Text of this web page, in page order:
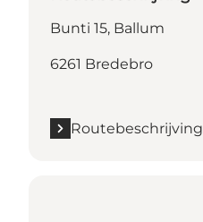
Bunti 15, Ballum
6261 Bredebro
Routebeschrijving